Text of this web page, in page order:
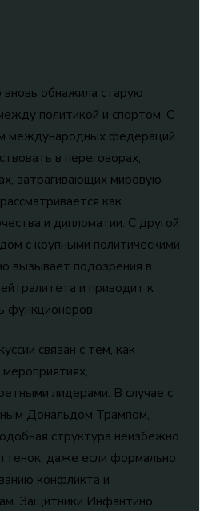
обнажила старую
политикой и спортом. С
международных федераций
в переговорах,
затрагивающих мировую
как
и дипломатии. С другой
с крупными политическими
вызывает подозрения в
и приводит к
функционеров.
связан с тем, как
лидерами. В случае с
Дональдом Трампом,
структура неизбежно
даже если формально
конфликта и
Защитники Инфантино